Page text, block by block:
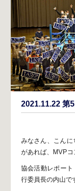
2021.11.22 第
みなさん、こんに
があれば、MVPコ
協会活動レポート
行委員長の内山で